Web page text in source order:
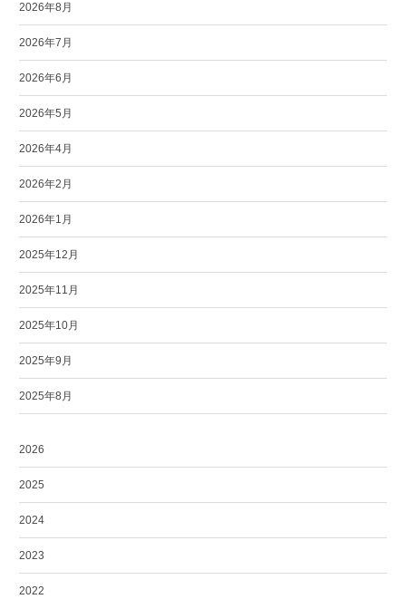
2026年8月
2026年7月
2026年6月
2026年5月
2026年4月
2026年2月
2026年1月
2025年12月
2025年11月
2025年10月
2025年9月
2025年8月
2026
2025
2024
2023
2022